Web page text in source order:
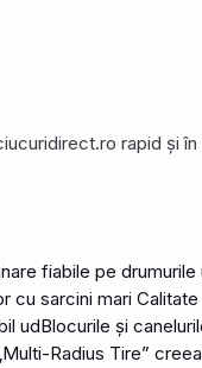
rapid și
fiabile pe
sarcini mari
și
Radius Tire”